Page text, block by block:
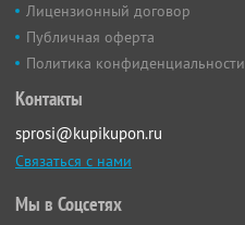
Лицензионный договор
Публичная оферта
Политика конфиденциальности
Контакты
sprosi@kupikupon.ru
Связаться с нами
Мы в Соцсетях